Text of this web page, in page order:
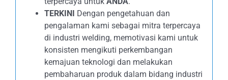
TERKINI Dengan pengetahuan dan
pengalaman kami sebagai mitra terpercaya
di industri welding, memotivasi kami untuk
konsisten mengikuti perkembangan
kemajuan teknologi dan melakukan
pembaharuan produk dalam bidang industri